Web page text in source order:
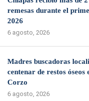
remesas durante el
2026
6 agosto, 2026
Madres buscadoras
centenar de restos óseos
Corzo
6 agosto, 2026